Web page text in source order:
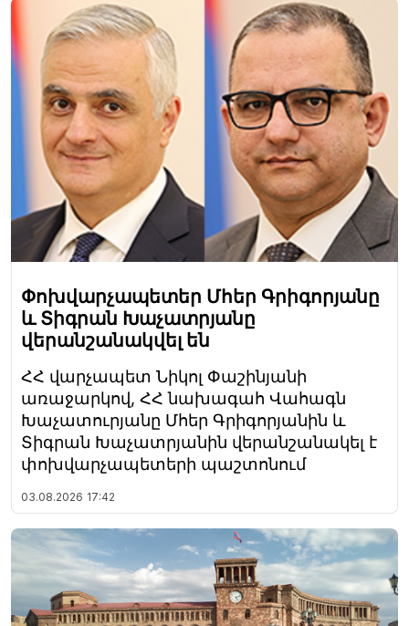
Փոխվարչապետեր Մհեր Գրիգորյանը
և Տիգրան Խաչատրյանը
վերանշանակվել են
ՀՀ վարչապետ Նիկոլ Փաշինյանի
առաջարկով, ՀՀ նախագահ Վահագն
Խաչատուրյանը Մհեր Գրիգորյանին և
Տիգրան Խաչատրյանին վերանշանակել է
փոխվարչապետերի պաշտոնում
03.08.2026 17:42